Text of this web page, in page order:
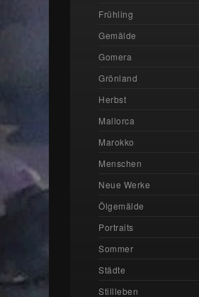
Frühling
Gemälde
Gomera
Grönland
Herbst
Mallorca
Marokko
Menschen
Neue Werke
Ölgemälde
Portraits
Sommer
Städte
Stillleben